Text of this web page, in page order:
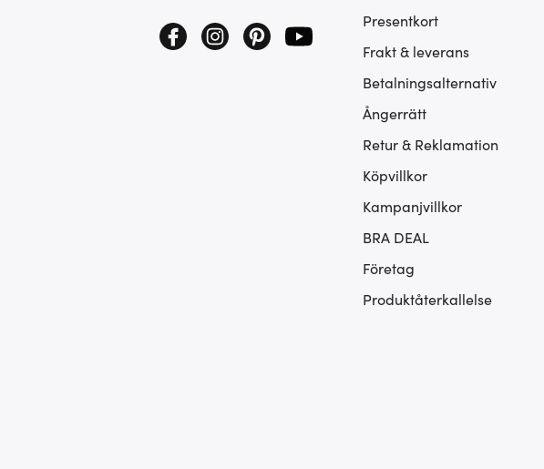
Presentkort
Frakt & leverans
Betalningsalternativ
Ångerrätt
Retur & Reklamation
Köpvillkor
Kampanjvillkor
BRA DEAL
Företag
Produktåterkallelse